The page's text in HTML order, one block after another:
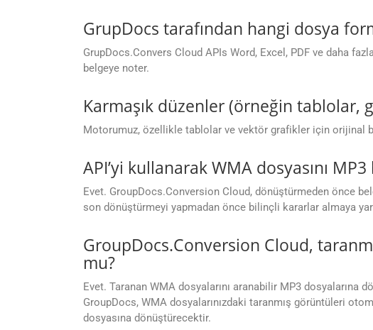
GrupDocs tarafından hangi dosya
GrupDocs.Convers Cloud APIs Word, Excel, PDF ve daha
belgeye noter.
Karmaşık düzenler (örneğin
Motorumuz, özellikle tablolar ve vektör grafikler için orijinal
API’yi kullanarak WMA dosyasını
Evet. GroupDocs.Conversion Cloud, dönüştürmeden önce
son dönüştürmeyi yapmadan önce bilinçli kararlar almaya
GroupDocs.Conversion Cloud,
mu?
Evet. Taranan WMA dosyalarını aranabilir MP3 dosyalarına
GroupDocs, WMA dosyalarınızdaki taranmış görüntüleri
dosyasına dönüştürecektir.